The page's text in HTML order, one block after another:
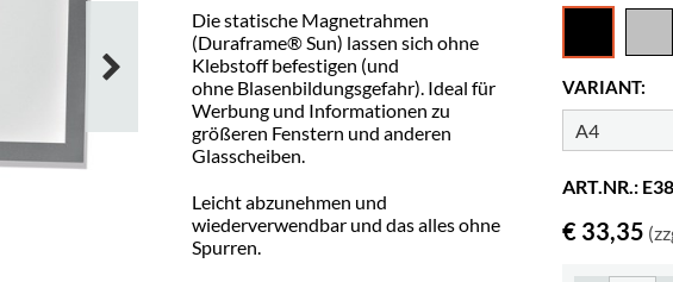
Die statische Magnetrahmen
(Duraframe® Sun) lassen sich ohne
Klebstoff befestigen (und
ohne Blasenbildungsgefahr). Ideal für
Werbung und Informationen zu
größeren Fenstern und anderen
Glasscheiben.
Leicht abzunehmen und
wiederverwendbar und das alles ohne
Spurren.
VARIANT:
ART.NR.:
€ 33,35